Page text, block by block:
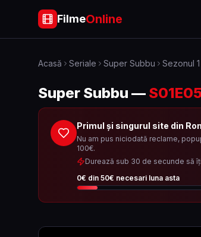
FilmeOnline
Acasă Seriale Super Subbu Sezonul 1
Super Subbu —
Primul și singurul site din
Nu am pus niciodată reclame,
100€.
Durează sub 30 de secunde să
0€ din 50€ necesari luna asta